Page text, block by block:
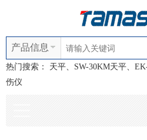
产品信息
热门搜索：
天平、SW-30KM天平、
伤仪